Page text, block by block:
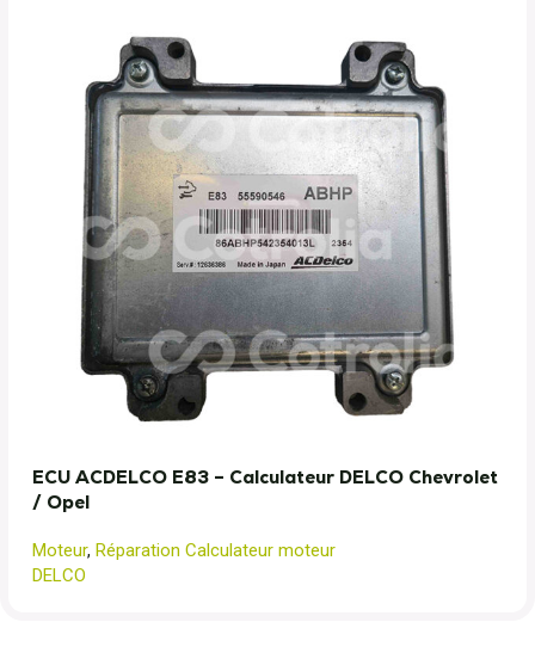
ECU ACDELCO E83 – Calculateur DELCO Chevrolet
/ Opel
Moteur, Réparation Calculateur moteur
DELCO